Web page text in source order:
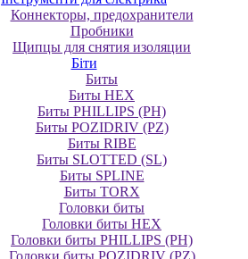
Коннекторы, предохранители
Пробники
Щипцы для снятия изоляции
Біти
Биты
Биты HEX
Биты PHILLIPS (PH)
Биты POZIDRIV (PZ)
Биты RIBE
Биты SLOTTED (SL)
Биты SPLINE
Биты TORX
Головки биты
Головки биты HEX
Головки биты PHILLIPS (PH)
Головки биты POZIDRIV (PZ)